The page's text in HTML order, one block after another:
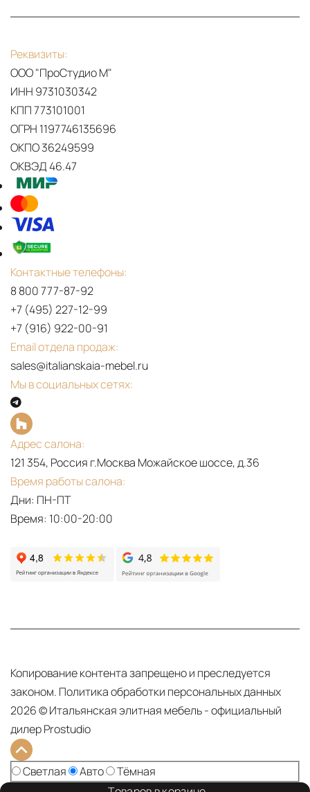
Реквизиты:
ООО "ПроСтудио М"
ИНН 9731030342
КПП 773101001
ОГРН 1197746135696
ОКПО 36249599
ОКВЭД 46.47
Контактные телефоны:
8 800 777-87-92
+7 (495) 227-12-99
+7 (916) 922-00-91
Email отдела продаж:
sales@italianskaia-mebel.ru
Мы в социальных сетях:
Адрес салона:
121 354, Россия г.Москва Можайское шоссе, д.36
Время работы салона:
Дни: ПН-ПТ
Время: 10:00-20:00
Копирование контента запрещено и преследуется
законом. Политика обработки персональных данных
2026 © Итальянская элитная мебель - официальный
дилер Prostudio
Тема сайта:
Светлая Авто
Тёмная